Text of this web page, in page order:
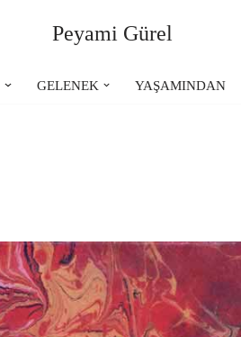
Peyami Gürel
GELENEK YAŞAMINDAN